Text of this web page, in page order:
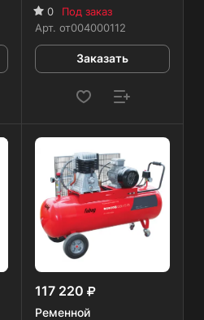
двухступенчатый
0
Под заказ
Арт. от004000112
Заказать
117 220
Ременной